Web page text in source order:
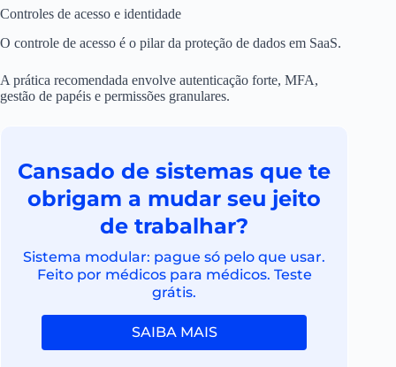
Controles de acesso e identidade
O controle de acesso é o pilar da proteção de dados em SaaS.
A prática recomendada envolve autenticação forte, MFA,
gestão de papéis e permissões granulares.
Cansado de sistemas que te
obrigam a mudar seu jeito
de trabalhar?
Sistema modular: pague só pelo que usar.
Feito por médicos para médicos. Teste
grátis.
SAIBA MAIS